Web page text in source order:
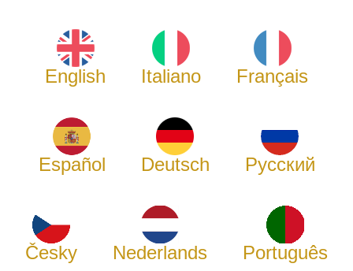
English Italiano Français
Español Deutsch Русский
Česky Nederlands Português